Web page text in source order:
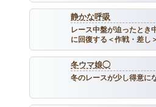
静かな呼吸
レース中盤が迫ったとき
に回復する＜作戦・差し
冬ウマ娘◯
冬のレースが少し得意に